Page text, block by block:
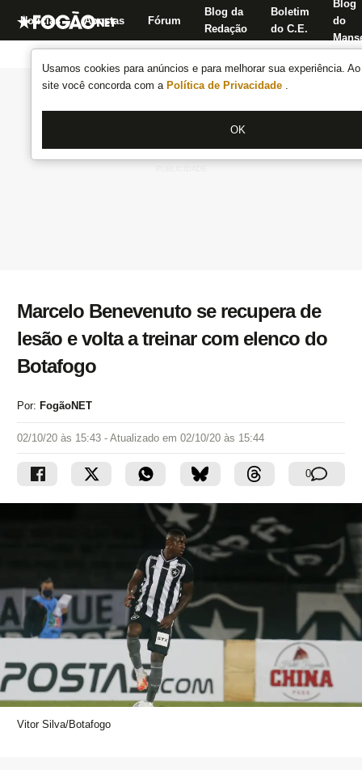
Usamos cookies para anúncios e para melhorar sua experiência.
site você concorda com a Política de Privacidade .
OK
Notícias Apostas Fórum
Blog da
Redação
Boletim
do C.E.
Blog
do
Marcelo Benevenuto se recupera de
lesão e volta a treinar com elenco do
Botafogo
Por: FogãoNET
02/10/20 às 15:43 - Atualizado em 02/10/20 às 15:44
0
Vitor Silva/Botafogo